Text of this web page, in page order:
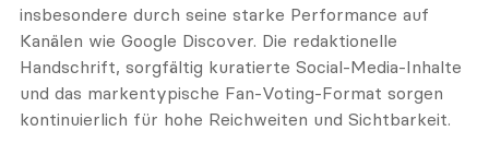
insbesondere durch seine starke Performance auf
Kanälen wie Google Discover. Die redaktionelle
Handschrift, sorgfältig kuratierte Social-Media-Inhalte
und das markentypische Fan-Voting-Format sorgen
kontinuierlich für hohe Reichweiten und Sichtbarkeit.